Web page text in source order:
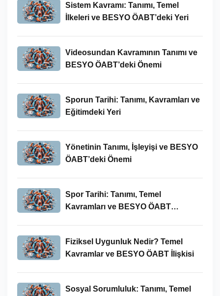
Sistem Kavramı: Tanımı, Temel
İlkeleri ve BESYO ÖABT’deki Yeri
Videosundan Kavramının Tanımı ve
BESYO ÖABT’deki Önemi
Sporun Tarihi: Tanımı, Kavramları ve
Eğitimdeki Yeri
Yönetinin Tanımı, İşleyişi ve BESYO
ÖABT’deki Önemi
Spor Tarihi: Tanımı, Temel
Kavramları ve BESYO ÖABT
Fiziksel Uygunluk Nedir? Temel
Kavramlar ve BESYO ÖABT İlişkisi
Sosyal Sorumluluk: Tanımı, Temel